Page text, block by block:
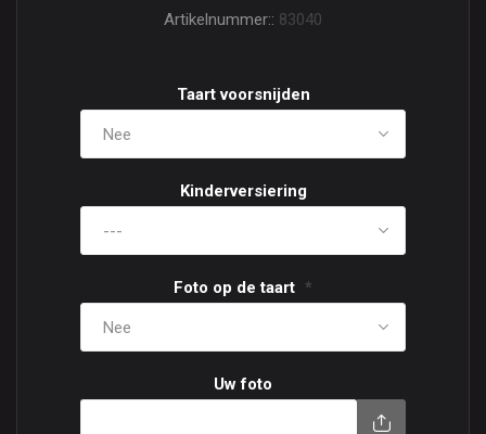
Artikelnummer:: 83040
Taart voorsnijden
Kinderversiering
Foto op de taart *
Uw foto